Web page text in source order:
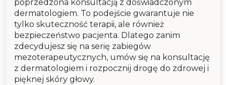
poprzedzona konsultacją z doświadczonym
dermatologiem. To podejście gwarantuje nie
tylko skuteczność terapii, ale również
bezpieczeństwo pacjenta. Dlatego zanim
zdecydujesz się na serię zabiegów
mezoterapeutycznych, umów się na konsultację
z dermatologiem i rozpocznij drogę do zdrowej i
pięknej skóry głowy.